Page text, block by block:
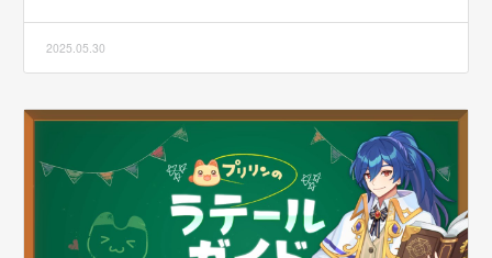
2025.05.30